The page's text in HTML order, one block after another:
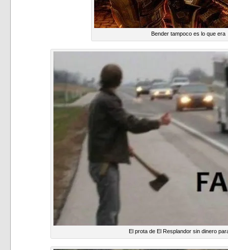
Bender tampoco es lo que era
El prota de El Resplandor sin dinero